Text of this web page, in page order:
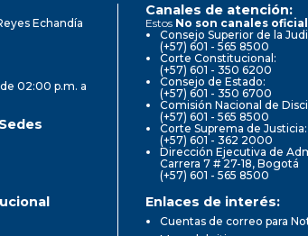
Echandía
02:00 p.m. a
Canales de atención:
Estos No son canales
Consejo Superior de la
(+57) 601 - 565 8500
Corte Constitucional:
(+57) 601 - 350 6200
Consejo de Estado:
(+57) 601 - 350 6700
Comisión Nacional de
(+57) 601 - 565 8500
Corte Suprema de Justicia:
(+57) 601 - 362 2000
Dirección Ejecutiva de
Carrera 7 # 27-18, Bogotá
(+57) 601 - 565 8500
Enlaces de interés:
Cuentas de correo para